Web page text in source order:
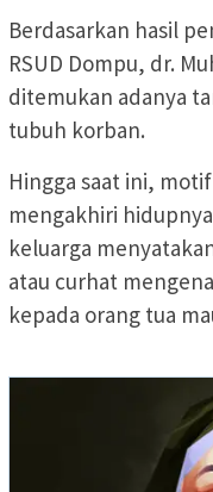
Berdasarkan hasil
RSUD Dompu, dr.
ditemukan adanya
tubuh korban.
Hingga saat ini,
mengakhiri
keluarga
atau curhat
kepada orang tua